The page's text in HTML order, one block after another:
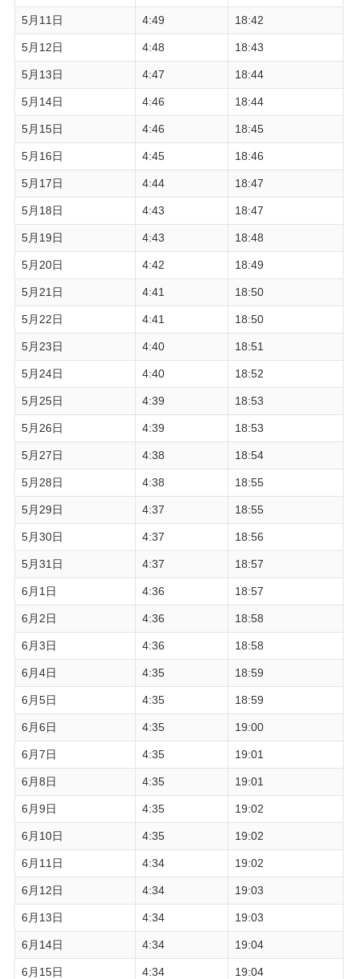
5月11日 4:49 18:42
5月12日 4:48 18:43
5月13日 4:47 18:44
5月14日 4:46 18:44
5月15日 4:46 18:45
5月16日 4:45 18:46
5月17日 4:44 18:47
5月18日 4:43 18:47
5月19日 4:43 18:48
5月20日 4:42 18:49
5月21日 4:41 18:50
5月22日 4:41 18:50
5月23日 4:40 18:51
5月24日 4:40 18:52
5月25日 4:39 18:53
5月26日 4:39 18:53
5月27日 4:38 18:54
5月28日 4:38 18:55
5月29日 4:37 18:55
5月30日 4:37 18:56
5月31日 4:37 18:57
6月1日 4:36 18:57
6月2日 4:36 18:58
6月3日 4:36 18:58
6月4日 4:35 18:59
6月5日 4:35 18:59
6月6日 4:35 19:00
6月7日 4:35 19:01
6月8日 4:35 19:01
6月9日 4:35 19:02
6月10日 4:35 19:02
6月11日 4:34 19:02
6月12日 4:34 19:03
6月13日 4:34 19:03
6月14日 4:34 19:04
6月15日 4:34 19:04